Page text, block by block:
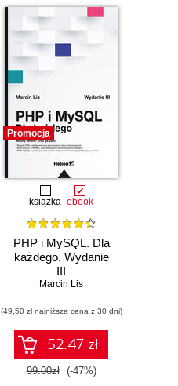
Ben G. Clothier
Promocja
książka ebook
PHP i MySQL. Dla
każdego. Wydanie
III
Marcin Lis
(49,50 zł najniższa cena z 30 dni)
52.47 zł
99.00zł (-47%)